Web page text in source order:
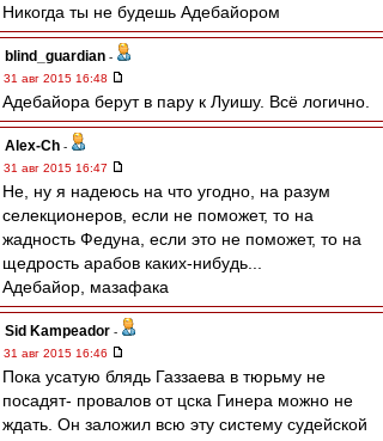
Никогда ты не будешь Адебайором
blind_guardian -
31 авг 2015 16:48
Адебайора берут в пару к Луишу. Всё логично.
Alex-Ch -
31 авг 2015 16:47
Не, ну я надеюсь на что угодно, на разум
селекционеров, если не поможет, то на
жадность Федуна, если это не поможет, то на
щедрость арабов каких-нибудь...
Адебайор, мазафака
Sid Kampeador -
31 авг 2015 16:46
Пока усатую блядь Газзаева в тюрьму не
посадят- провалов от цска Гинера можно не
ждать. Он заложил всю эту систему судейской